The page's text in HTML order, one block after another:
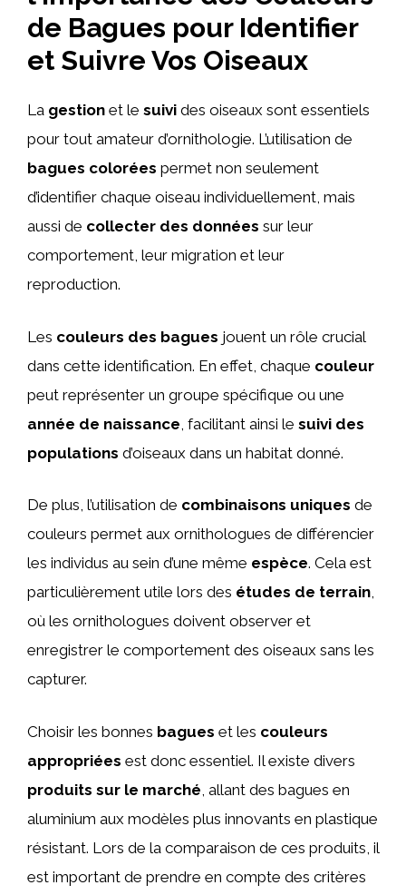
de Bagues pour Identifier
et Suivre Vos Oiseaux
La gestion et le suivi des oiseaux sont essentiels
pour tout amateur d’ornithologie. L’utilisation de
bagues colorées permet non seulement
d’identifier chaque oiseau individuellement, mais
aussi de collecter des données sur leur
comportement, leur migration et leur
reproduction.
Les couleurs des bagues jouent un rôle crucial
dans cette identification. En effet, chaque couleur
peut représenter un groupe spécifique ou une
année de naissance , facilitant ainsi le suivi des
populations d’oiseaux dans un habitat donné.
De plus, l’utilisation de combinaisons uniques de
couleurs permet aux ornithologues de différencier
les individus au sein d’une même espèce. Cela est
particulièrement utile lors des études de terrain,
où les ornithologues doivent observer et
enregistrer le comportement des oiseaux sans les
capturer.
Choisir les bonnes bagues et les couleurs
appropriées est donc essentiel. Il existe divers
produits sur le marché , allant des bagues en
aluminium aux modèles plus innovants en plastique
résistant. Lors de la comparaison de ces produits, il
est important de prendre en compte des critères